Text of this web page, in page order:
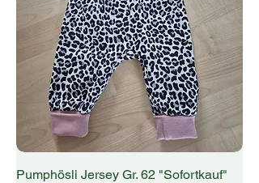
Pumphösli Jersey Gr. 62 "Sofortkauf"